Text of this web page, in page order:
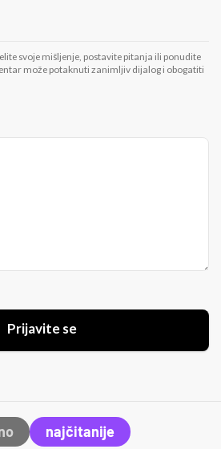
svoje mišljenje, postavite pitanja ili ponudite
može potaknuti zanimljiv dijalog i obogatiti
Prijavite se
najčitanije